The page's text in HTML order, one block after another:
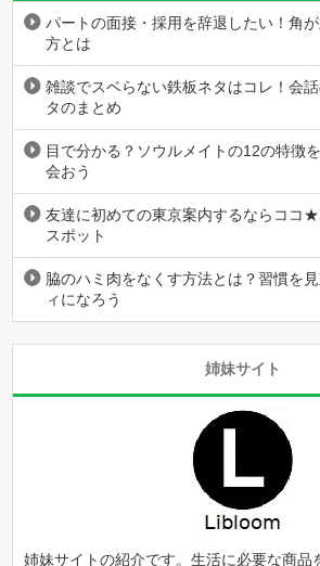
パートの面接・採用を辞退したい！角
方とは
雑談でスベらない鉄板ネタはコレ！会
タのまとめ
目で分かる？ソウルメイトの12の特徴
会おう
友達に初めての東京案内するならココ
スポット
脇のハミ肉をなくす方法とは？習慣を
ィになろう
姉妹サイト
姉妹サイトの紹介です。生活に必要な商品